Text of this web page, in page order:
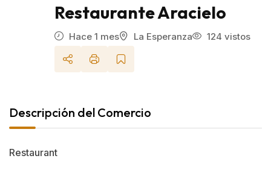
Restaurante Aracielo
Hace 1 mes La Esperanza 124 vistos
Descripción del Comercio
Restaurant